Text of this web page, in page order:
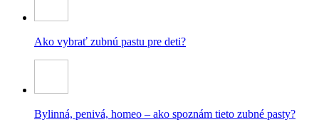
Ako vybrať zubnú pastu pre deti?
Bylinná, penivá, homeo – ako spoznám tieto zubné pasty?